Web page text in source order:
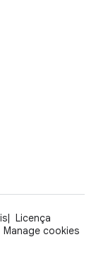
Licença
Manage cookies